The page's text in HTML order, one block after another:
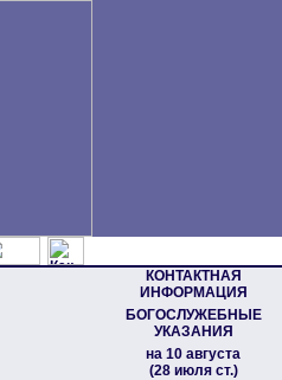
КОНТАКТНАЯ
ИНФОРМАЦИЯ
БОГОСЛУЖЕБНЫЕ
УКАЗАНИЯ
на 10 августа
(28 июля ст.)